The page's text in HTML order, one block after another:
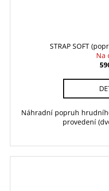
STRAP SOFT
Na
Náhradní popruh
provedení